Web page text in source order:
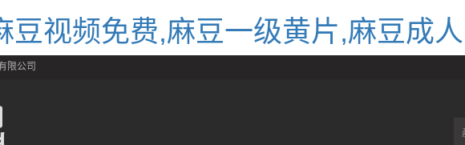
豆视频免费,麻豆一级黄片,麻豆成
限公司